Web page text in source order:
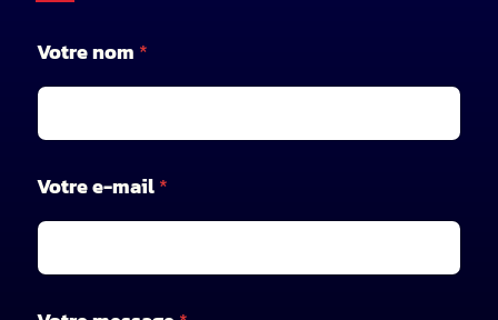
Votre nom *
o
t
e
o
Votre e-mail*